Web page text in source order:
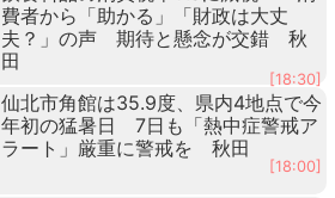
費者から「助かる」「財政は大丈
夫？」の声 期待と懸念が交錯 秋
田
[18:30]
仙北市角館は35.9度、県内4地点で今
年初の猛暑日 7日も「熱中症警戒ア
ラート」厳重に警戒を 秋田
[18:00]